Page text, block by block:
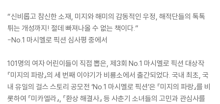
“신비롭고 참신한 소재, 미지와 해미의 감동적인 우정, 해적단들의 톡톡
튀는 개성까지! 절데 빠져나올 수 없는 책이다.”
-No.1 마시멜로 픽션 심사평 중에서
101명의 여자 어린이들이 직접 뽑은, 제3회 No.1 마시멜로 픽션 대상작
『미지의 파랑』의 세 번째 이야기가 비룡소에서 출간되었다. 국내 최초, 국
내 유일의 걸스 스토리 공모전 ‘No.1 마시멜로 픽션’은 『미지의 파랑』를 비
롯하여 『미카엘라』, 『환상 해결사』 등 사춘기 소녀들의 고민과 관심사를